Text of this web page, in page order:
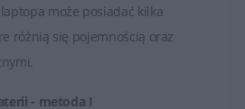
użytkowania bateria może
co prowadzi do skrócenia
może posiadać kilka
różnią się pojemnością oraz
- metoda I